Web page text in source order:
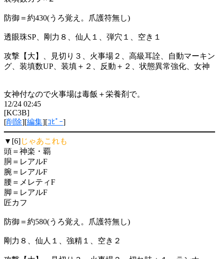
防御＝約430(うろ覚え。爪護符無し)
透眼珠SP、剛力８、仙人１、弾穴１、空き１
攻撃【大】、見切り３、火事場２、高級耳詮、自動マーキン
グ、装填数UP、装填＋２、反動＋２、状態異常強化、女神
女神付なので火事場は毒飯＋栄養剤で。
12/24 02:45
[KC3B]
[削除][編集][ｺﾋﾟｰ]
▼[6]じゃあこれも
頭＝神楽・覇
胴＝レアルF
腕＝レアルF
腰＝メレティF
脚＝レアルF
匠カフ
防御＝約580(うろ覚え。爪護符無し)
剛力８、仙人１、強精１、空き２